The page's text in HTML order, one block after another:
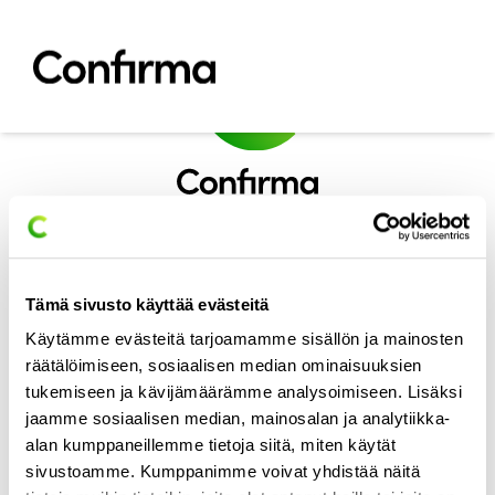
Tämä sivusto käyttää evästeitä
Käytämme evästeitä tarjoamamme sisällön ja mainosten
räätälöimiseen, sosiaalisen median ominaisuuksien
tukemiseen ja kävijämäärämme analysoimiseen. Lisäksi
jaamme sosiaalisen median, mainosalan ja analytiikka-
alan kumppaneillemme tietoja siitä, miten käytät
sivustoamme. Kumppanimme voivat yhdistää näitä
Ajankohtaista
Referenssit
Tuki
Ota yhteyttä
Choose your language:
Tilaa uutiskirjeemme
Työsähköposti *
Suostun, että Confirma käsittelee henkilötietojani viestintä- ja
markkinointitarkoituksiin. Olen tutustunut tietosuojakäytäntöihin.